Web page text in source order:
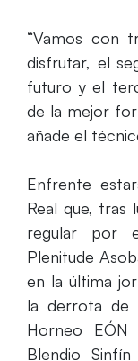
“Vamos con
disfrutar, el
futuro y el
de la mejor
añade el
Enfrente
Real que, tras
regular por
Plenitude
en la última
la derrota de
Horneo EÓN
Blendio